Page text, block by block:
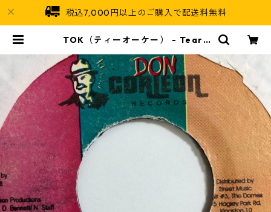
税込7,000円以上のご購入で配送料無料
TOK（ティーオーケー） - Tears